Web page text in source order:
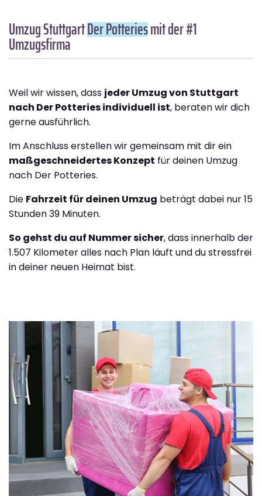
Umzug StuttgartDer Potteriesmit der #1
Umzugsfirma
Weil wir wissen, dass jeder Umzug von Stuttgart
nach Der Potteries individuell ist, beraten wir dich
gerne ausführlich.
Im Anschluss erstellen wir gemeinsam mit dir ein
maßgeschneidertes Konzept für deinen Umzug
nach Der Potteries.
Die Fahrzeit für deinen Umzug beträgt dabei nur 15
Stunden 39 Minuten.
So gehst du auf Nummer sicher, dass innerhalb der
1.507 Kilometer alles nach Plan läuft und du stressfrei
in deiner neuen Heimat bist.